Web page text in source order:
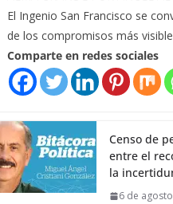
El Ingenio San Francisco se
de los compromisos más
Comparte en redes sociales
Censo de
entre el
la
6 de